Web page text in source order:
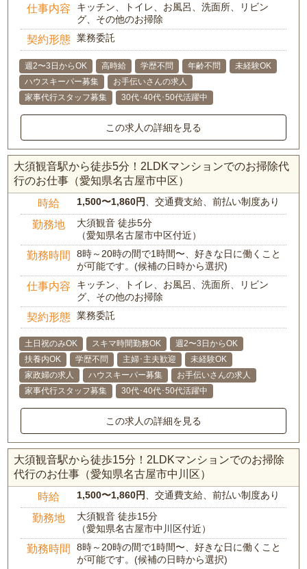
仕事内容
キッチン、トイレ、お風呂、洗面所、リビン
グ、その他のお掃除
契約形態 業務委託
週2〜3日からOK 高時給 学歴不問 年齢不問
未経験OK
ハウスキーパー募集
お手伝いさんの求人
家事代行スタッフ募集
30代･40代･50代活躍中
この求人の詳細を見る
大須観音駅から徒歩5分！2LDKマンションでのお掃除代
行のお仕事（愛知県名古屋市中区）
時給 1,500〜1,860円 、交通費支給、前払い制度あり
勤務地
大須観音 徒歩5分
（愛知県名古屋市中区付近）
勤務時間
8時～20時の間で1時間〜、好きな日に働くこと
が可能です。(候補の日時から選択)
仕事内容
キッチン、トイレ、お風呂、洗面所、リビン
グ、その他のお掃除
契約形態 業務委託
土日祝のみOK スキマ時間勤務OK
週2〜3日からOK
扶養内OK
学歴不問 主婦･主夫歓迎
未経験OK
家政婦の求人
ハウスキーパー募集
お手伝いさんの求人
家事代行スタッフ募集
30代･40代･50代活躍中
この求人の詳細を見る
大須観音駅から徒歩15分！2LDKマンションでのお掃除
代行のお仕事（愛知県名古屋市中川区）
時給 1,500〜1,860円 、交通費支給、前払い制度あり
勤務地
大須観音 徒歩15分
（愛知県名古屋市中川区付近）
勤務時間
8時～20時の間で1時間〜、好きな日に働くこと
が可能です。(候補の日時から選択)